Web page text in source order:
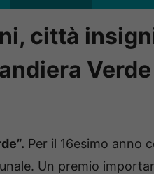
città
Verde
Per il 16esimo anno
Un premio